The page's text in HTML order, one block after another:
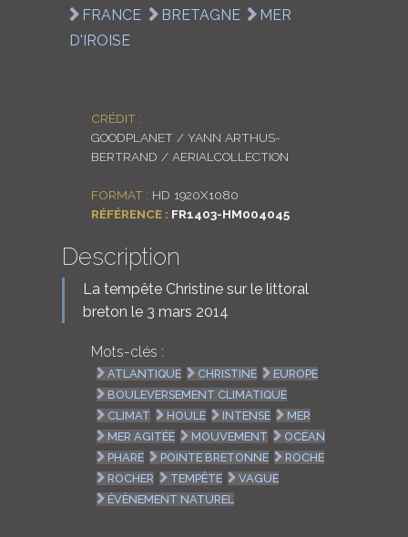
FRANCE BRETAGNE
MER
D'IROISE
CRÉDIT :
GOODPLANET / YANN ARTHUS-
BERTRAND / AERIALCOLLECTION
FORMAT : HD 1920X1080
RÉFÉRENCE : FR1403-HM004045
Description
La tempête Christine sur le littoral
breton le 3 mars 2014
Mots-clés :
ATLANTIQUE CHRISTINE
EUROPE
BOULEVERSEMENT CLIMATIQUE
CLIMAT
HOULE INTENSE
MER
MER AGITÉE
MOUVEMENT
OCÉAN
PHARE
POINTE BRETONNE
ROCHE
ROCHER
TEMPÊTE
VAGUE
ÉVÈNEMENT NATUREL